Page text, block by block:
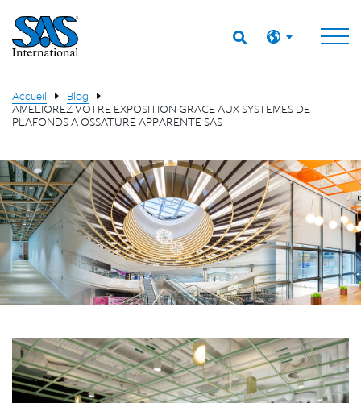
Accueil
Blog
AMELIOREZ VOTRE EXPOSITION GRACE AUX SYSTEMES DE
PLAFONDS A OSSATURE APPARENTE SAS